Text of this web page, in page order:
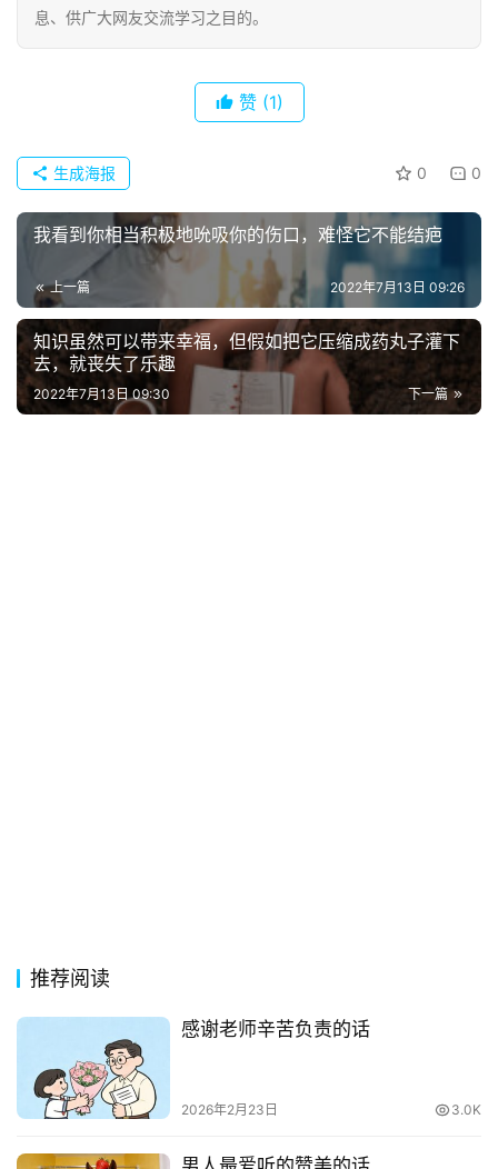
影
词
其
他
词
息、供广大网友交流学习之目的。
赞 (1)
0 0
生成海报
我看到你相当积极地吮吸你的伤口，难怪它不能结疤
上一篇 2022年7月13日 09:26
知识虽然可以带来幸福，但假如把它压缩成药丸子灌下
去，就丧失了乐趣
下一篇
2022年7月13日 09:30
推荐阅读
感谢老师辛苦负责的话
2026年2月23日 3.0K